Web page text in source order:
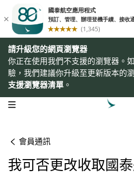
請升級您的網頁瀏覽器
你正在使用我們不支援的瀏覽器。
驗，我們建議你升級至更新版本的
支援瀏覽器清單 。
open navigation menu
會員通訊
我可否更改收取國